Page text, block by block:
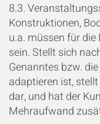
8.3.
Konstruktionen,
u.a. müssen für
sein. Stellt sich
Genanntes bzw.
adaptieren ist,
dar, und hat der
Mehraufwand